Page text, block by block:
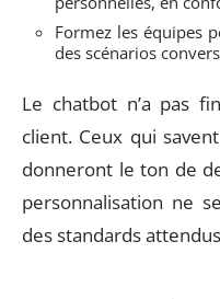
Formez les équipes
des scénarios
Le chatbot n’a pas
client. Ceux qui
donneront le ton de
personnalisation ne
des standards